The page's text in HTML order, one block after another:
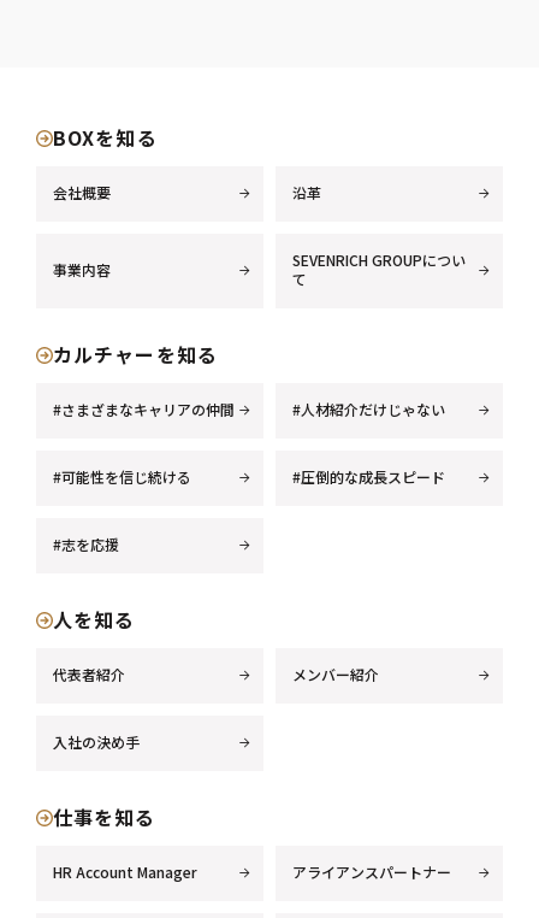
BOXを知る
会社概要 沿革
事業内容
SEVENRICH GROUPについ
て
カルチャーを知る
#さまざまなキャリアの仲間 #人材紹介だけじゃない
#可能性を信じ続ける #圧倒的な成長スピード
#志を応援
人を知る
代表者紹介 メンバー紹介
入社の決め手
仕事を知る
HR Account Manager アライアンスパートナー